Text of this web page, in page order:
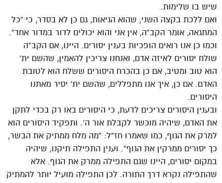
שיש בו שלימות.
ואם ללכת בקצה השני, שהוא הגיאות, גם כן לא בסדר, כי “כל
המתגאה, אומר הקב”ה, אין אני והוא יכולים לדור במדור אחד”.
וכמו כן אנו רואים הופכיות בענין יסורים. היינו, אם הקב”ה
שולח יסורים לאיזה אדם, ואנחנו צריכין להאמין, שהשם ית’
הוא טוב ומטיב, אם כן בהכרח היסורים ששלח הוא לטובת
האדם. אם כן, איך אנו מתפללים, שהשם ית’ יסיר מאתנו
היסורים.
ובענין היסורים צריכים לדעת, כי היסורים באו רק בכדי לתקן
את האדם, שיהיה מוכשר לקבלת אור ה’. ותפקיד היסורים הוא
למרק את הגוף, כמו שאמרו חז”ל: “מה מלח ממתיק את הבשר,
כך יסורים ממרקין את הגוף”. וענין התפילה תיקנו, שיהיה
במקום יסורים, היינו שגם התפילה ממרק את הגוף. אלא
שהתפילה נקרא דרך התורה. לכן התפילה מועיל יותר להמתיק